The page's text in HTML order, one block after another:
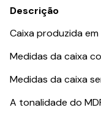
Descrição
Caixa produzida em
Medidas da caixa
Medidas da caixa
A tonalidade do